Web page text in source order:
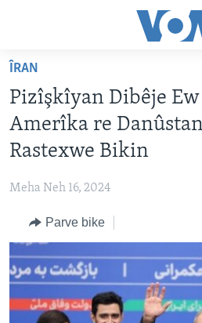
Yekser
naveroka
serekî
Yekser
here
Malpera
Yekser
here
Lêgerînê
DESTPÊK
NÛÇE
VÎDYO GALERÎ
HEVPEYVÎN
HERÊMÊN KURDAN
TIRKÎYE
SÛRÎYE
ÎRAQ
ÎRAN
ROJHILATA NAVÎN
ÎRAN
Pizîşkîyan Dibêje
Amerîka re
Rastexwe Bikin
Meha Neh 16, 2024
Parve bike